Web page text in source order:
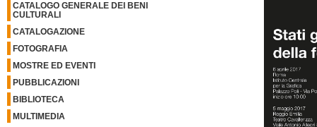
CATALOGO GENERALE DEI BENI
CULTURALI
CATALOGAZIONE
FOTOGRAFIA
MOSTRE ED EVENTI
PUBBLICAZIONI
BIBLIOTECA
MULTIMEDIA